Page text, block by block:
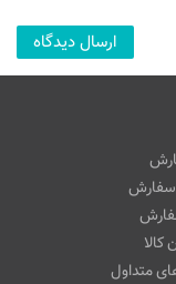
سفارش
کالا
متداول